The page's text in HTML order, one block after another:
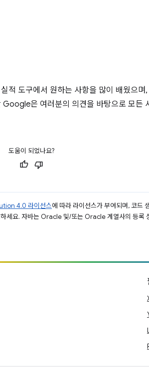
도구에서 원하는 사항을 많이 배웠으
은 여러분의 의견을 바탕으로 모든
도움이 되었나요?
4.0 라이선스에 따라 라이선스가 부여되며, 코드
세요. 자바는 Oracle 및/또는 Oracle 계열사의 등록